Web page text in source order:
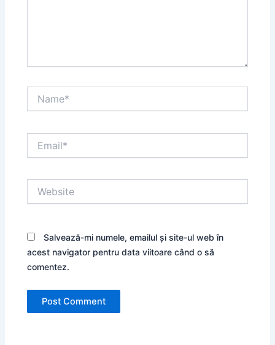
Salvează-mi numele, emailul și site-ul web în
acest navigator pentru data viitoare când o să
comentez.